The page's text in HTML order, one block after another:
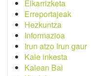
Elkarrizketa
Erreportajeak
Hezkuntza
Informazioa
Irun atzo Irun gaur
Kale inkesta
Kalean Bai